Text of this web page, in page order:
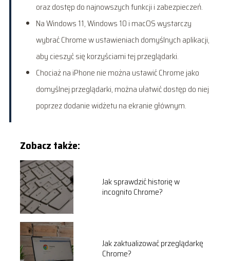
oraz dostęp do najnowszych funkcji i zabezpieczeń.
Na Windows 11, Windows 10 i macOS wystarczy
wybrać Chrome w ustawieniach domyślnych aplikacji,
aby cieszyć się korzyściami tej przeglądarki.
Chociaż na iPhone nie można ustawić Chrome jako
domyślnej przeglądarki, można ułatwić dostęp do niej
poprzez dodanie widżetu na ekranie głównym.
Zobacz także:
Jak sprawdzić historię w
incognito Chrome?
Jak zaktualizować przeglądarkę
Chrome?